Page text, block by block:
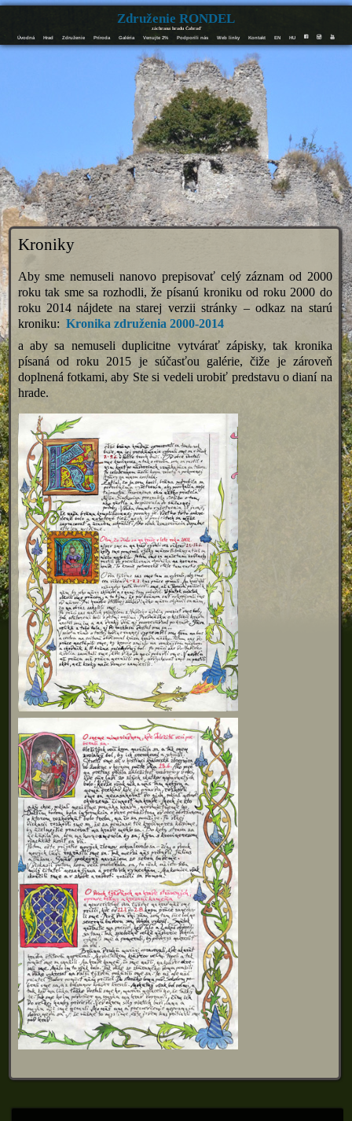
Združenie RONDEL
záchrana hradu Čabraď
Úvodná Hrad Združenie Príroda Galéria Venujte 2% Podporili nás Web linky Kontakt EN HU F I Y
Kroniky
Aby sme nemuseli nanovo prepisovať celý záznam od 2000
roku tak sme sa rozhodli, že písanú kroniku od roku 2000 do
roku 2014 nájdete na starej verzii stránky – odkaz na starú
kroniku: Kronika združenia 2000-2014
a aby sa nemuseli duplicitne vytvárať zápisky, tak kronika
písaná od roku 2015 je súčasťou galérie, čiže je zároveň
doplnená fotkami, aby Ste si vedeli urobiť predstavu o dianí na
hrade.